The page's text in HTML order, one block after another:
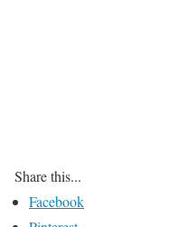
Share this...
Facebook